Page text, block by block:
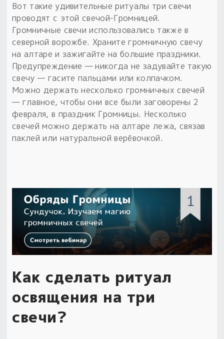
Вот такие удивительные ритуалы три свечи
проводят с этой свечой-Громницей.
Громничные свечи использовались также в
северной ворожбе. Храните громничную свечу
на алтаре и зажигайте на большие праздники.
Предупреждение — никогда не задувайте такую
свечу — гасите пальцами или колпачком.
Можно держать несколько громничных свечей
— главное, чтобы они все были заговорены 2
февраля, в праздник Громницы. Несколько
свечей можно держать на алтаре лежа, связав
паклей или натуральной верёвочкой.
Как сделать ритуал
освящения на три
свечи?